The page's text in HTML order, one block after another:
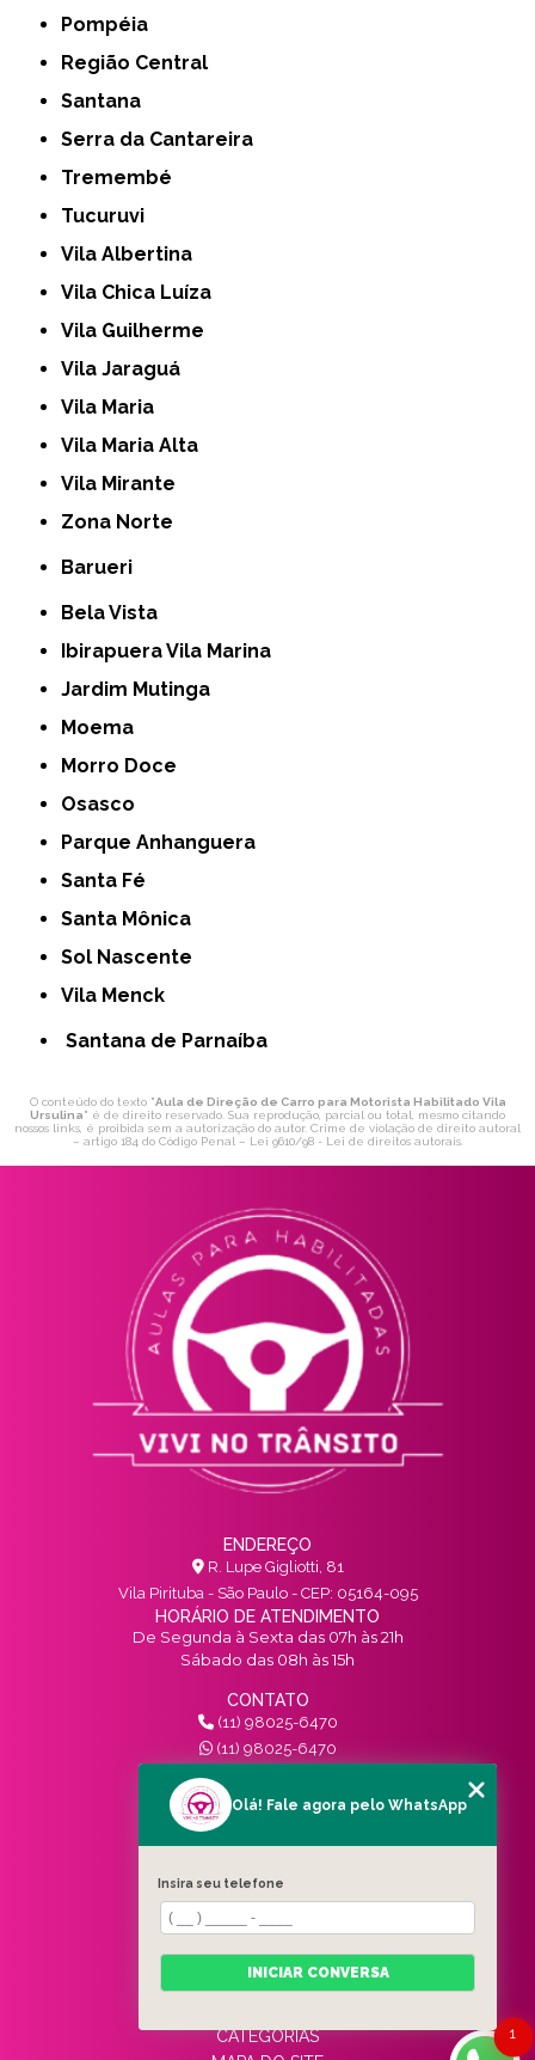
Pompéia
Região Central
Santana
Serra da Cantareira
Tremembé
Tucuruvi
Vila Albertina
Vila Chica Luíza
Vila Guilherme
Vila Jaraguá
Vila Maria
Vila Maria Alta
Vila Mirante
Zona Norte
Barueri
Bela Vista
Ibirapuera Vila Marina
Jardim Mutinga
Moema
Morro Doce
Osasco
Parque Anhanguera
Santa Fé
Santa Mônica
Sol Nascente
Vila Menck
Santana de Parnaíba
O conteúdo do texto "Aula de Direção de Carro para Motorista Habilitado Vila
Ursulina" é de direito reservado. Sua reprodução, parcial ou total, mesmo citando
nossos links, é proibida sem a autorização do autor. Crime de violação de direito autoral
– artigo 184 do Código Penal – Lei 9610/98 - Lei de direitos autorais.
ENDEREÇO
R. Lupe Gigliotti, 81
Vila Pirituba - São Paulo - CEP: 05164-095
HORÁRIO DE ATENDIMENTO
De Segunda à Sexta das 07h às 21h
Sábado das 08h às 15h
CONTATO
(11) 98025-6470
(11) 98025-6470
contato@vivinotransito.com.br
SIGA-NOS!
MENU
HOME
QUEM SOMOS
SERVIÇOS
BLOG
CATEGORIAS
1
Olá! Fale agora pelo WhatsApp
Insira seu telefone
INICIAR CONVERSA